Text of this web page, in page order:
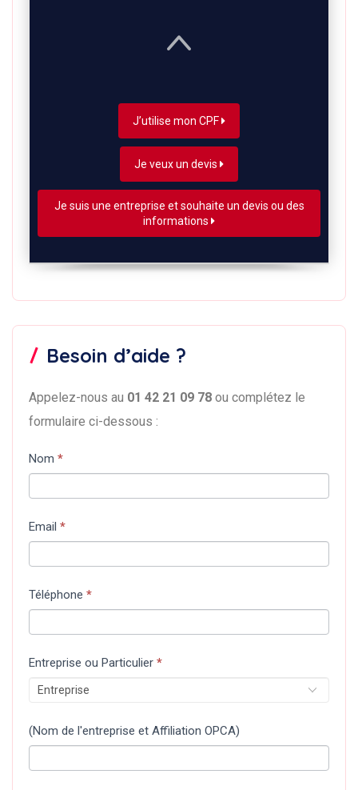
J’utilise mon CPF
Je veux un devis
Je suis une entreprise et souhaite un devis ou des
informations
Besoin d’aide ?
Appelez-nous au 01 42 21 09 78 ou complétez le
formulaire ci-dessous :
langues-
contact
Nom *
Email *
Téléphone *
Entreprise ou Particulier *
(Nom de l'entreprise et Affiliation OPCA)